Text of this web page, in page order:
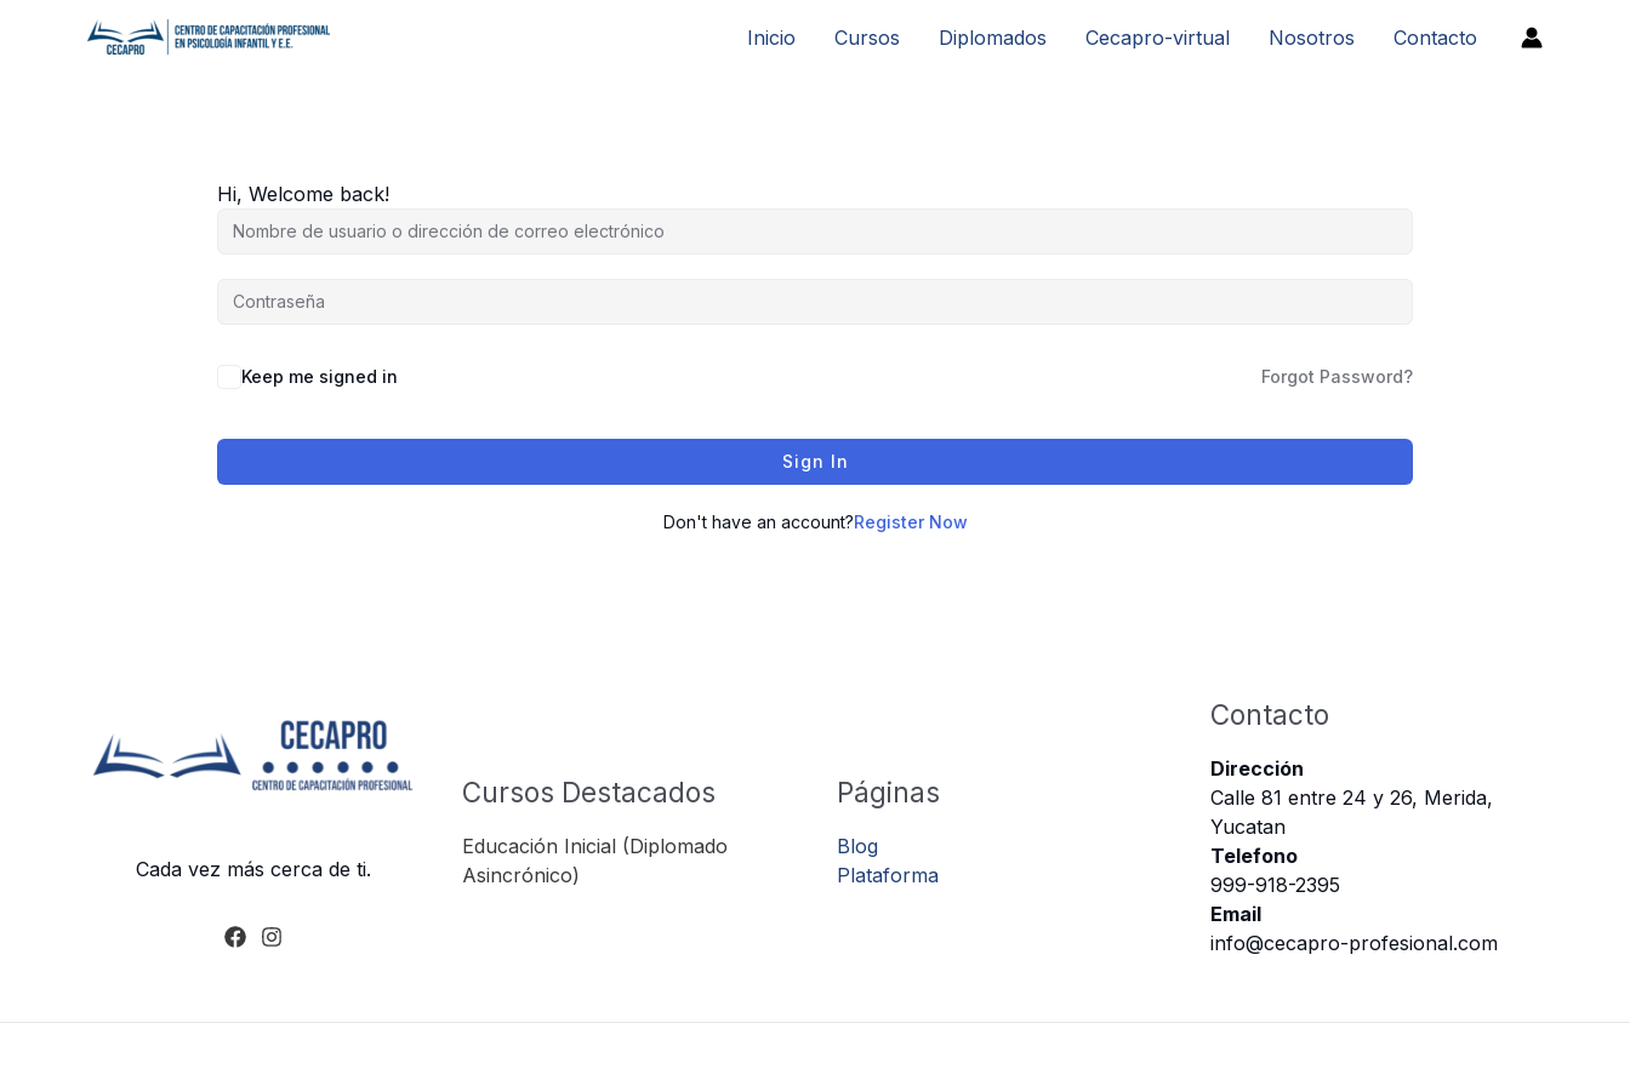
Inicio Cursos Diplomados Cecapro-virtual Nosotros Contacto
Hi, Welcome back!
Keep me signed in Forgot Password?
Sign In
Don't have an account?Register Now
Cada vez más cerca de ti.
Cursos Destacados
Educación Inicial (Diplomado
Asincrónico)
Páginas
Blog
Plataforma
Contacto
Dirección
Calle 81 entre 24 y 26, Merida,
Yucatan
Telefono
999-918-2395
Email
info@cecapro-profesional.com